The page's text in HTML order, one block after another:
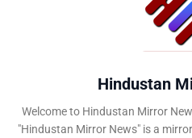
Hindustan
Welcome to Hindustan Mirror
"Hindustan Mirror News" is a